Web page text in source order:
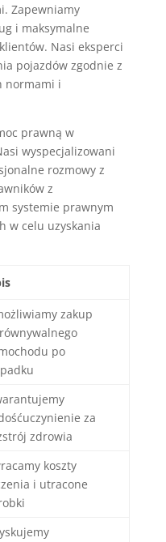
Zapewniamy
i maksymalne
Nasi eksperci
pojazdów zgodnie z
normami i
prawną w
wyspecjalizowani
rozmowy z
z
systemie prawnym
w celu uzyskania
zakup
po
za
zdrowia
koszty
i utracone